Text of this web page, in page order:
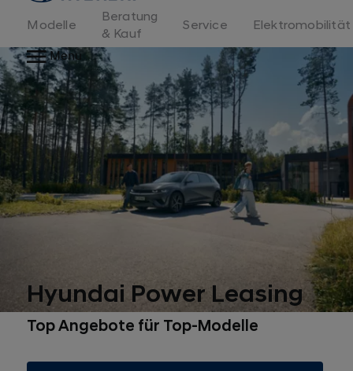
Modelle
Beratung
& Kauf
Service
Elektromobilität
Menu
Hyundai Power Leasing
Top Angebote für Top-Modelle